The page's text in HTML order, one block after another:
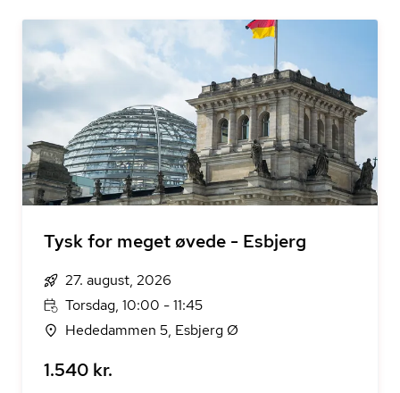
Tysk for meget øvede - Esbjerg
27. august, 2026
Torsdag, 10:00 - 11:45
Hededammen 5, Esbjerg Ø
1.540 kr.